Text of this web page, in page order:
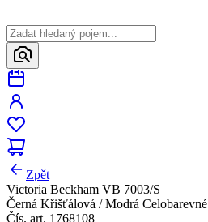
Zpět
Victoria Beckham VB 7003/S
Černá Křišťálová / Modrá Celobarevné
Čís. art. 1768108